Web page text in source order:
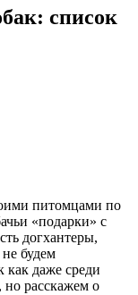
список
питомцами по
«подарки» с
догхантеры,
будем
как даже среди
но расскажем о